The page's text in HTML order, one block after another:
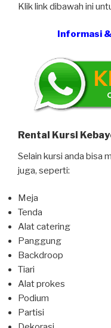
Klik link dibawah ini
Informasi
Rental Kursi
Selain kursi anda bisa
juga, seperti:
Meja
Tenda
Alat catering
Panggung
Backdroop
Tiari
Alat prokes
Podium
Partisi